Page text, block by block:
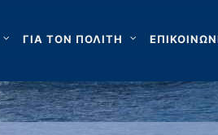
ΓΙΑ ΤΟΝ ΠΟΛΙΤΗ